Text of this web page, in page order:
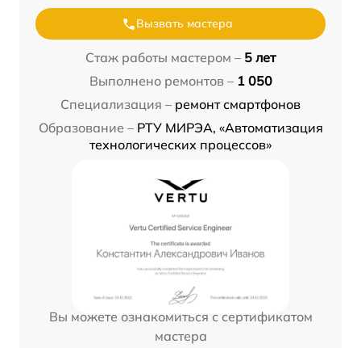
Вызвать мастера
Стаж работы мастером – 5 лет
Выполнено ремонтов – 1 050
Специализация – ремонт смартфонов
Образование – РТУ МИРЭА, «Автоматизация
технологических процессов»
Вы можете ознакомиться с сертификатом
мастера